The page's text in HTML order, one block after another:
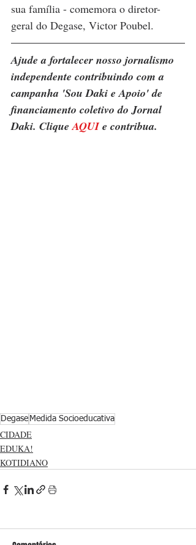
sua família - comemora o diretor-
geral do Degase, Victor Poubel.
Ajude a fortalecer nosso jornalismo
independente contribuindo com a
campanha 'Sou Daki e Apoio' de
financiamento coletivo do Jornal
Daki. Clique AQUI e contribua.
Degase Medida Socioeducativa
CIDADE
EDUKA!
KOTIDIANO